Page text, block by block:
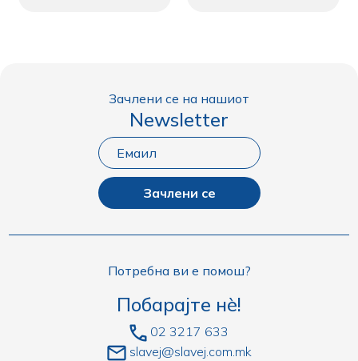
Зачлени се на нашиот
Newsletter
Зачлени се
Потребна ви е помош?
Побарајте нè!
02 3217 633
slavej@slavej.com.mk